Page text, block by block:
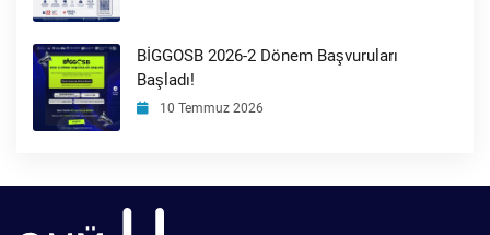
BİGGOSB 2026-2 Dönem Başvuruları
Başladı!
10 Temmuz 2026